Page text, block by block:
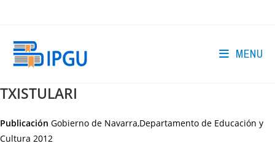
MENU
TXISTULARI
Publicación Gobierno de Navarra,Departamento de Educación y
Cultura 2012